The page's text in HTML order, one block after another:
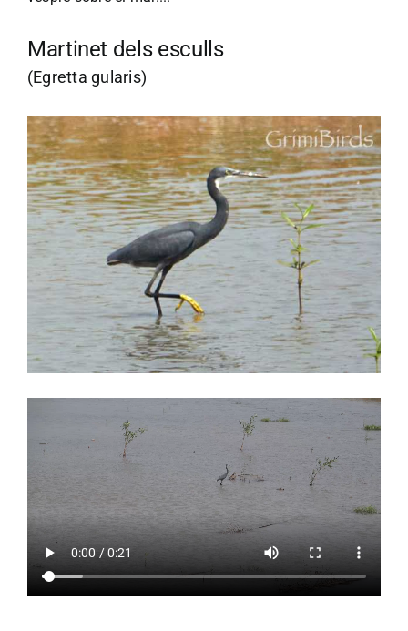
Martinet dels esculls
(Egretta gularis)